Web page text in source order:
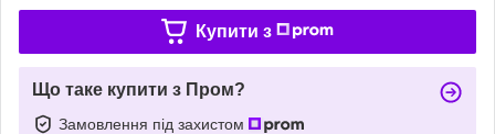
Купити з
Що таке купити з Пром?
Замовлення під захистом